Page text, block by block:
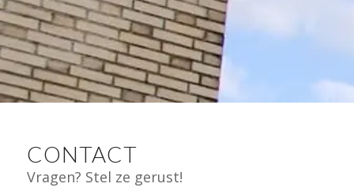
CONTACT
Vragen? Stel ze gerust!